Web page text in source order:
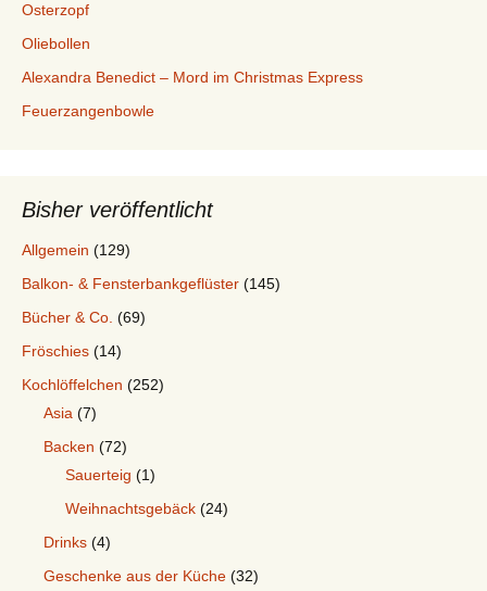
Osterzopf
Oliebollen
Alexandra Benedict – Mord im Christmas Express
Feuerzangenbowle
Bisher veröffentlicht
Allgemein (129)
Balkon- & Fensterbankgeflüster (145)
Bücher & Co. (69)
Fröschies (14)
Kochlöffelchen (252)
Asia (7)
Backen (72)
Sauerteig (1)
Weihnachtsgebäck (24)
Drinks (4)
Geschenke aus der Küche (32)